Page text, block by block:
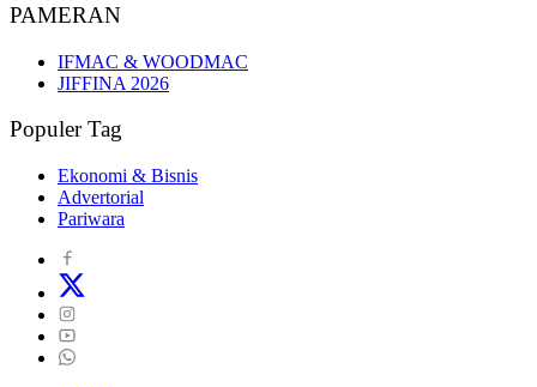
PAMERAN
IFMAC & WOODMAC
JIFFINA 2026
Populer Tag
Ekonomi & Bisnis
Advertorial
Pariwara